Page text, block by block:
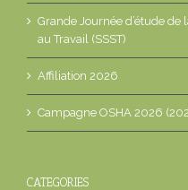
Grande Journée d’étude de
au Travail (SSST)
Affiliation 2026
Campagne OSHA 2026
CATEGORIES